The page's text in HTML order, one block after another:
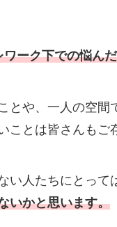
ーク下での悩ん
とや、一人の空
ことは皆さんもご
い人たちにとって
いかと思います。